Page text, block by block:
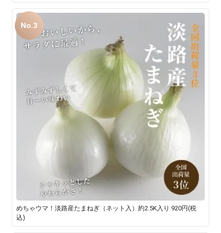
No.3
めちゃウマ！淡路産たまねぎ（ネット入）約2.5K入り920円(税
込)